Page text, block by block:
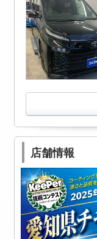
店舗情報